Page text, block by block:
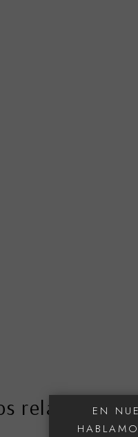
relacionados
EN